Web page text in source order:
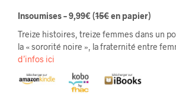
Insoumises – 9,99€ (15€en papier)
Treize histoires, treize femmes dans un
la « sororité noire », la fraternité entre
d’infos ici